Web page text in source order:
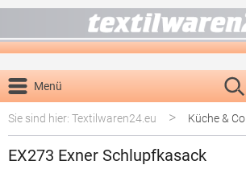
Menü
Sie sind hier: Textilwaren24.eu
> Küche & Co.
EX273 Exner Schlupfkasack